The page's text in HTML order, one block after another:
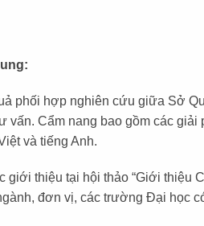
phối hợp nghiên cứu giữa Sở
vấn. Cẩm nang bao gồm các
và tiếng Anh.
giới thiệu tại hội thảo “Giới thiệu
đơn vị, các trường Đại học